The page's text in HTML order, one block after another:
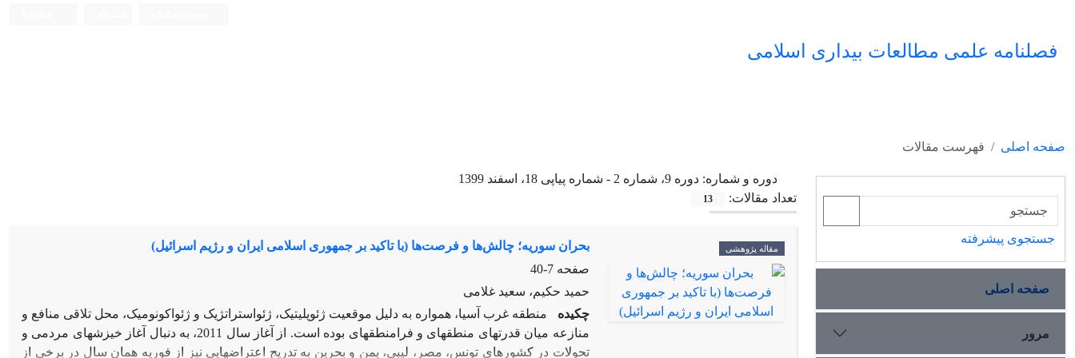
فصلنامه علمی مطالعات بیداری اسلامی
صفحه اصلی فهرست مقالات
دوره و شماره: دوره 9، شماره 2 - شماره پیاپی 18، اسفند 1399
تعداد مقالات:
13
مقاله پژوهشی
بحران سوریه؛ چالش‌ها و فرصت‌ها (با تاکید بر جمهوری اسلامی ایران و رژیم اسرائیل)
صفحه7-40
حمید حکیم، سعید غلامی
چکیده
منطقه غرب آسیا، همواره به دلیل موقعیت ژئوپلیتیک، ژئواستراتژیک و ژئواکونومیک، محل تلاقی منافع و
منازعه میان قدرت­های منطقه­ای و فرامنطقه­ای بوده است. از آغاز سال 2011، به دنبال آغاز خیزش­های مردمی و
تحولات در کشورهای تونس، مصر، لیبی، یمن و بحرین به تدریج اعتراض­هایی نیز از فوریه همان سال در برخی از
جستجوی پیشرفته
صفحه اصلی
مرور